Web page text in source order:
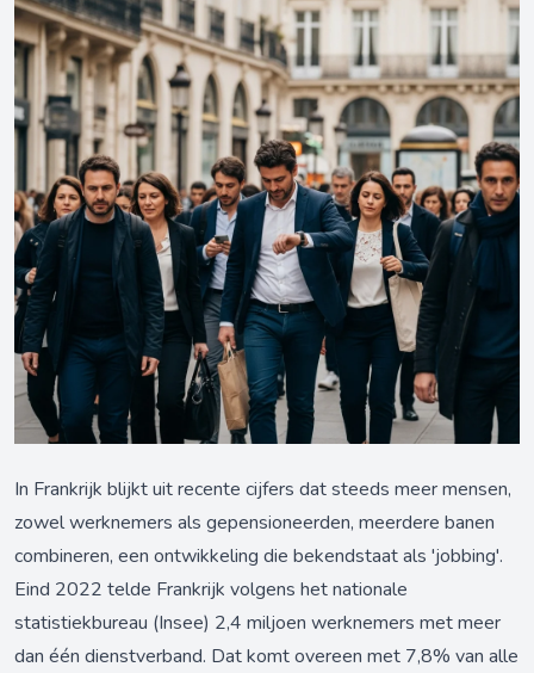
In Frankrijk blijkt uit recente cijfers dat steeds meer mensen,
zowel werknemers als gepensioneerden, meerdere banen
combineren, een ontwikkeling die bekendstaat als 'jobbing'.
Eind 2022 telde Frankrijk volgens het nationale
statistiekbureau (Insee) 2,4 miljoen werknemers met meer
dan één dienstverband. Dat komt overeen met 7,8% van alle